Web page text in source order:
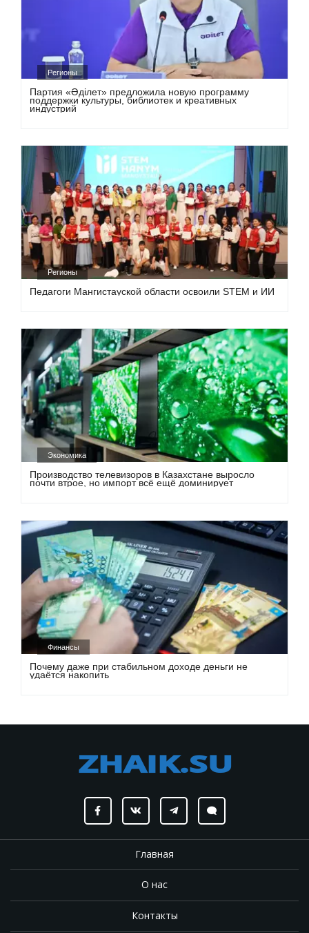
Регионы
Партия «Әділет» предложила новую программу
поддержки культуры, библиотек и креативных
индустрий
Регионы
Педагоги Мангистауской области освоили STEM и ИИ
Экономика
Производство телевизоров в Казахстане выросло
почти втрое, но импорт всё ещё доминирует
Финансы
Почему даже при стабильном доходе деньги не
удаётся накопить
Главная
О нас
Контакты